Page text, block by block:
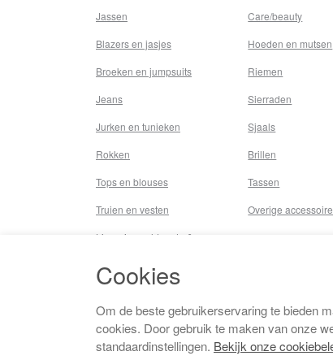
Jassen
Blazers en jasjes
Broeken en jumpsuits
Jeans
Jurken en tunieken
Rokken
Tops en blouses
Truien en vesten
Lingerie,nachtmode &
Badkleding
Beenmode
Vermaakkosten
Care/beauty
Hoeden en mutsen
Riemen
Sierraden
Sjaals
Brillen
Tassen
Overige
Cookies
Om de beste gebruikerservaring te bieden
cookies. Door gebruik te maken van onze
standaardinstellingen. Bekijk onze